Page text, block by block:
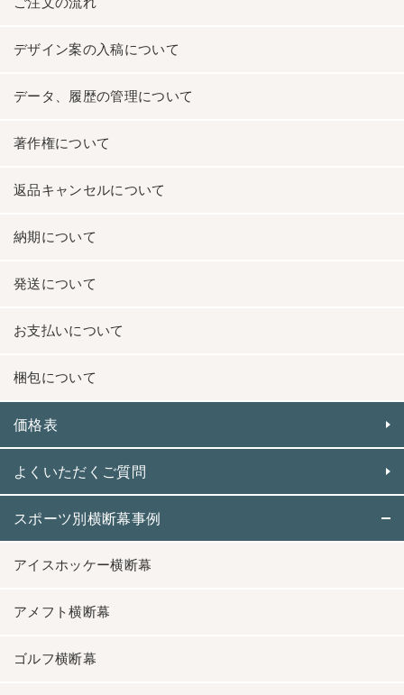
デザイン案の入稿について
データ、履歴の管理について
著作権について
返品キャンセルについて
納期について
発送について
お支払いについて
梱包について
価格表
よくいただくご質問
スポーツ別横断幕事例
アイスホッケー横断幕
アメフト横断幕
ゴルフ横断幕